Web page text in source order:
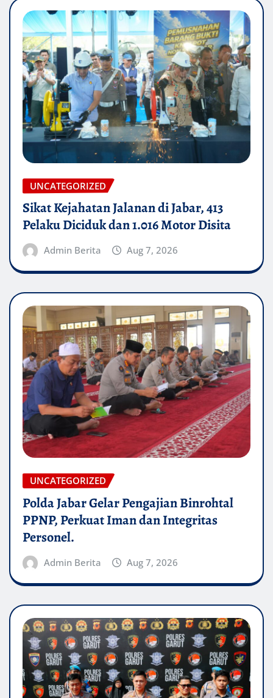
UNCATEGORIZED
Sikat Kejahatan Jalanan di Jabar, 413
Pelaku Diciduk dan 1.016 Motor Disita
Admin Berita Aug 7, 2026
UNCATEGORIZED
Polda Jabar Gelar Pengajian Binrohtal
PPNP, Perkuat Iman dan Integritas
Personel.
Admin Berita Aug 7, 2026